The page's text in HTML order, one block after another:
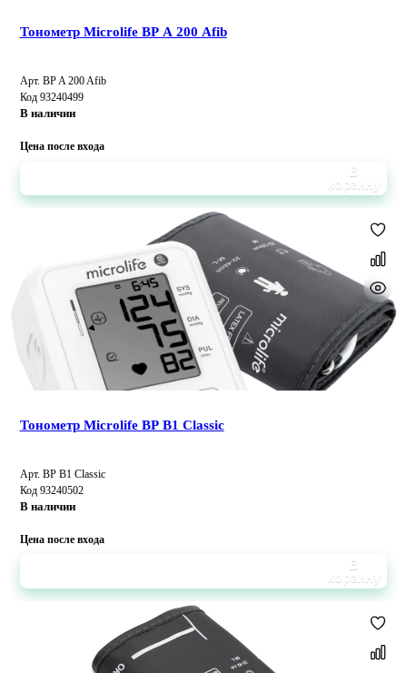
Тонометр Microlife BP A 200 Afib
Арт. BP A 200 Afib
Код 93240499
В наличии
Цена после входа
В
корзину
Тонометр Microlife BP B1 Classic
Арт. BP B1 Classic
Код 93240502
В наличии
Цена после входа
В
корзину